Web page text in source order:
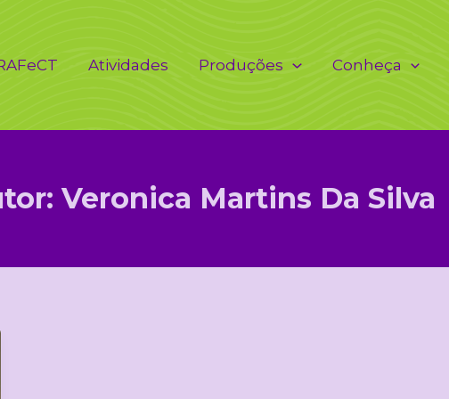
Atividades Produções Conheça
Veronica Martins Da Silva